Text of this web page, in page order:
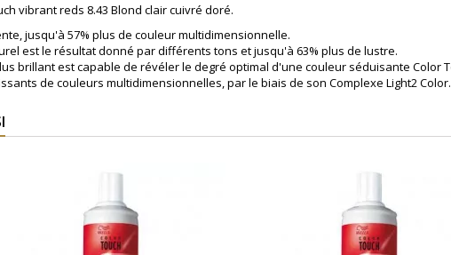
vibrant reds 8.43 Blond clair cuivré doré.
jusqu'à 57% plus de couleur multidimensionnelle.
est le résultat donné par différents tons et jusqu'à 63% plus de lustre.
brillant est capable de révéler le degré optimal d'une couleur séduisante
de couleurs multidimensionnelles, par le biais de son Complexe Light2 Color.